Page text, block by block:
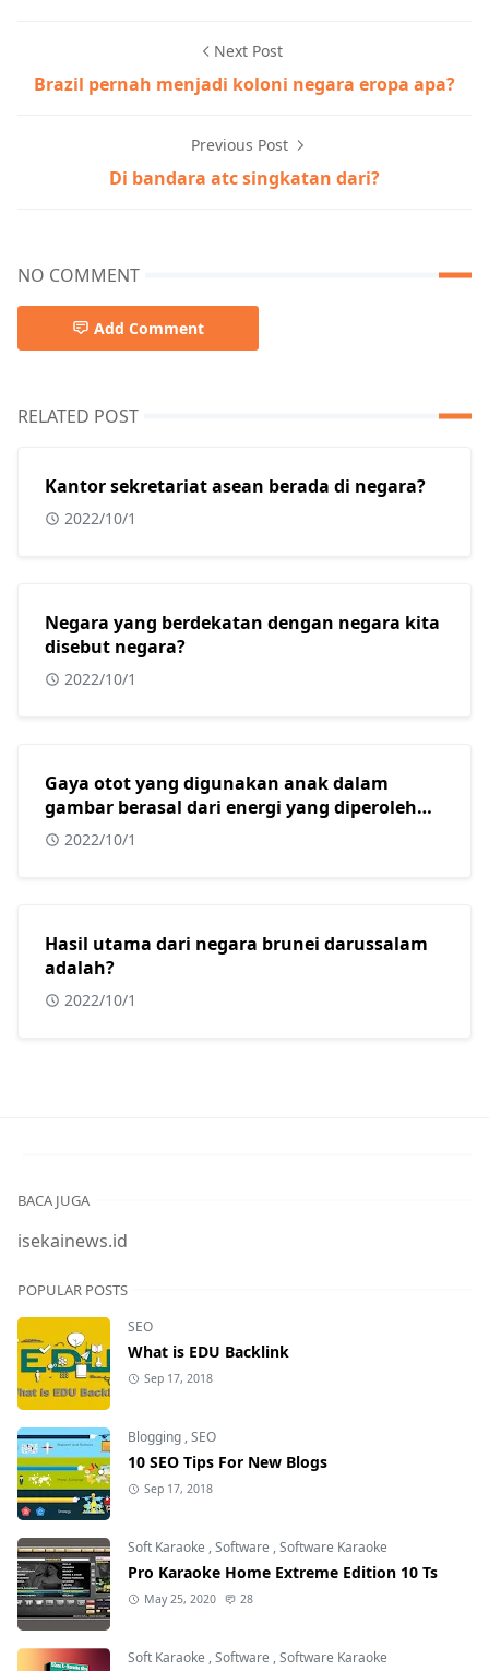
Next Post
Brazil pernah menjadi koloni negara eropa apa?
Previous Post
Di bandara atc singkatan dari?
NO COMMENT
Add Comment
RELATED POST
Kantor sekretariat asean berada di negara?
2022/10/1
Negara yang berdekatan dengan negara kita
disebut negara?
2022/10/1
Gaya otot yang digunakan anak dalam
gambar berasal dari energi yang diperoleh
dari?
2022/10/1
Hasil utama dari negara brunei darussalam
adalah?
2022/10/1
BACA JUGA
isekainews.id
POPULAR POSTS
SEO
What is EDU Backlink
Sep 17, 2018
Blogging ,SEO
10 SEO Tips For New Blogs
Sep 17, 2018
Soft Karaoke ,Software ,Software Karaoke
Pro Karaoke Home Extreme Edition 10 Ts
May 25, 2020 28
Soft Karaoke ,Software ,Software Karaoke